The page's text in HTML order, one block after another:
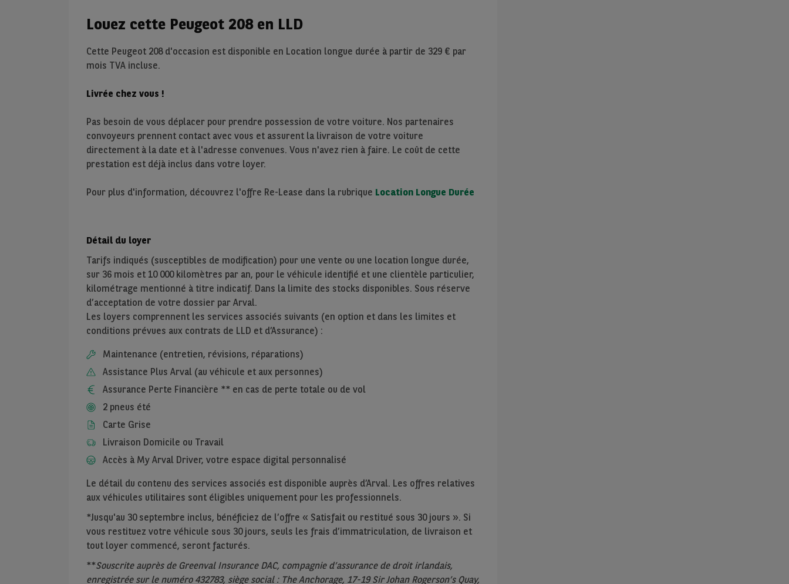
Louez cette Peugeot 208 en LLD
Cette Peugeot 208 d'occasion est disponible en Location longue durée à partir de 329 € par
mois TVA incluse.
Livrée chez vous !
Pas besoin de vous déplacer pour prendre possession de votre voiture. Nos partenaires
convoyeurs prennent contact avec vous et assurent la livraison de votre voiture
directement à la date et à l'adresse convenues. Vous n'avez rien à faire. Le coût de cette
prestation est déjà inclus dans votre loyer.
Pour plus d'information, découvrez l'offre Re-Lease dans la rubrique Location Longue Durée
Détail du loyer
Tarifs indiqués (susceptibles de modification) pour une vente ou une location longue durée,
sur 36 mois et 10 000kilomètres par an, pour le véhicule identifié et une clientèle particulier,
kilométrage mentionné à titre indicatif. Dans la limite des stocks disponibles. Sous réserve
d’acceptation de votre dossier par Arval.
Les loyers comprennent les services associés suivants (en option et dans les limites et
conditions prévues aux contrats de LLD et d’Assurance) :
Maintenance (entretien, révisions, réparations)
Assistance Plus Arval (au véhicule et aux personnes)
Assurance Perte Financière ** en cas de perte totale ou de vol
2 pneus été
Carte Grise
Livraison Domicile ou Travail
Accès à My Arval Driver, votre espace digital personnalisé
Le détail du contenu des services associés est disponible auprès d’Arval. Les offres relatives
aux véhicules utilitaires sont éligibles uniquement pour les professionnels.
*Jusqu'au 30 septembre inclus, bénéficiez de l’offre « Satisfait ou restitué sous 30 jours ». Si
vous restituez votre véhicule sous 30 jours, seuls les frais d’immatriculation, de livraison et
tout loyer commencé, seront facturés.
**Souscrite auprès de Greenval Insurance DAC, compagnie d’assurance de droit irlandais,
enregistrée sur le numéro 432783, siège social : The Anchorage, 17-19 Sir Johan Rogerson’s Quay,